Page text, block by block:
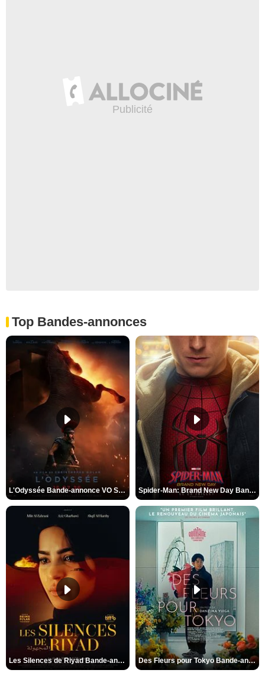
Top Bandes-annonces
L'Odyssée Bande-annonce VO STFR Spider-Man: Brand New Day Bande-annonce VO STFR
Les Silences de Riyad Bande-annonce VO STFR Des Fleurs pour Tokyo Bande-annonce VO STFR